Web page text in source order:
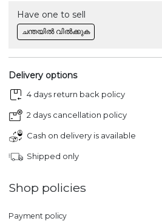
Have one to sell
ചന്തയിൽ വിൽക്കുക
Delivery options
4 days return back policy
2 days cancellation policy
Cash on delivery is available
Shipped only
Shop policies
Payment policy